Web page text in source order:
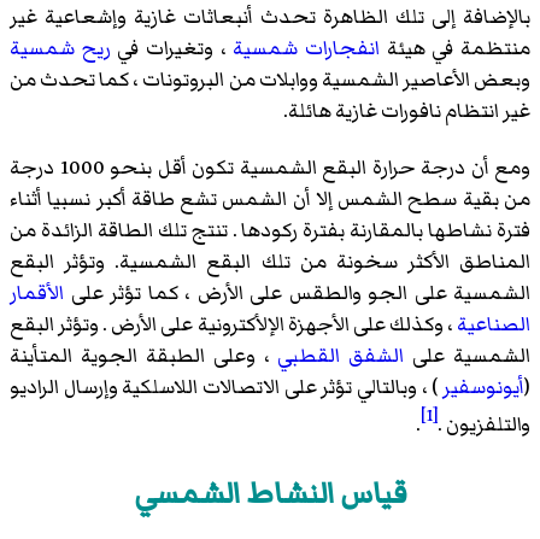
بالإضافة إلى تلك الظاهرة تحدث أنبعاثات غازية وإشعاعية غير
منتظمة في هيئة انفجارات شمسية ، وتغيرات في ريح شمسية
وبعض الأعاصير الشمسية ووابلات من البروتونات ، كما تحدث من
غير انتظام نافورات غازية هائلة.
ومع أن درجة حرارة البقع الشمسية تكون أقل بنحو 1000 درجة
من بقية سطح الشمس إلا أن الشمس تشع طاقة أكبر نسبيا أثناء
فترة نشاطها بالمقارنة بفترة ركودها . تنتج تلك الطاقة الزائدة من
المناطق الأكثر سخونة من تلك البقع الشمسية. وتؤثر البقع
الشمسية على الجو والطقس على الأرض ، كما تؤثر على الأقمار
الصناعية، وكذلك على الأجهزة الإلأكترونية على الأرض . وتؤثر البقع
الشمسية على الشفق القطبي ، وعلى الطبقة الجوية المتأينة
(أيونوسفير ) ، وبالتالي تؤثر على الاتصالات اللاسلكية وإرسال الراديو
والتلفزيون .[1]
.
قياس النشاط الشمسي